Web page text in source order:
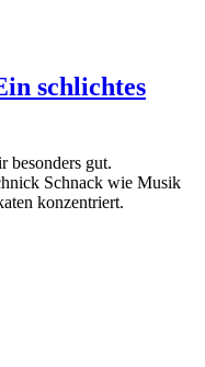
schlichtes
besonders gut.
Schnack wie Musik
konzentriert.